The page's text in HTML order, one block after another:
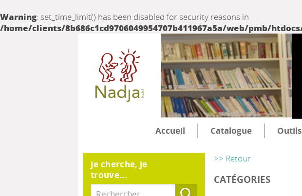
Warning: set_time_limit() has been disabled for security reasons in
/home/clients/8b686c1cd9706049954707b411967a5a/web/pmb/
Accueil Catalogue
>> Retour
CATÉGORIES
Je cherche, je
trouve...